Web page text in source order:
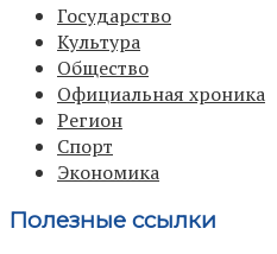
Государство
Культура
Общество
Официальная хроника
Регион
Спорт
Экономика
Полезные ссылки